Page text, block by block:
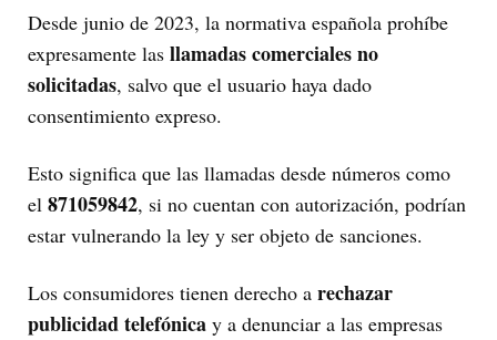
Desde junio de 2023, la normativa española prohíbe
expresamente las llamadas comerciales no
solicitadas, salvo que el usuario haya dado
consentimiento expreso.
Esto significa que las llamadas desde números como
el 871059842, si no cuentan con autorización, podrían
estar vulnerando la ley y ser objeto de sanciones.
Los consumidores tienen derecho a rechazar
publicidad telefónica y a denunciar a las empresas